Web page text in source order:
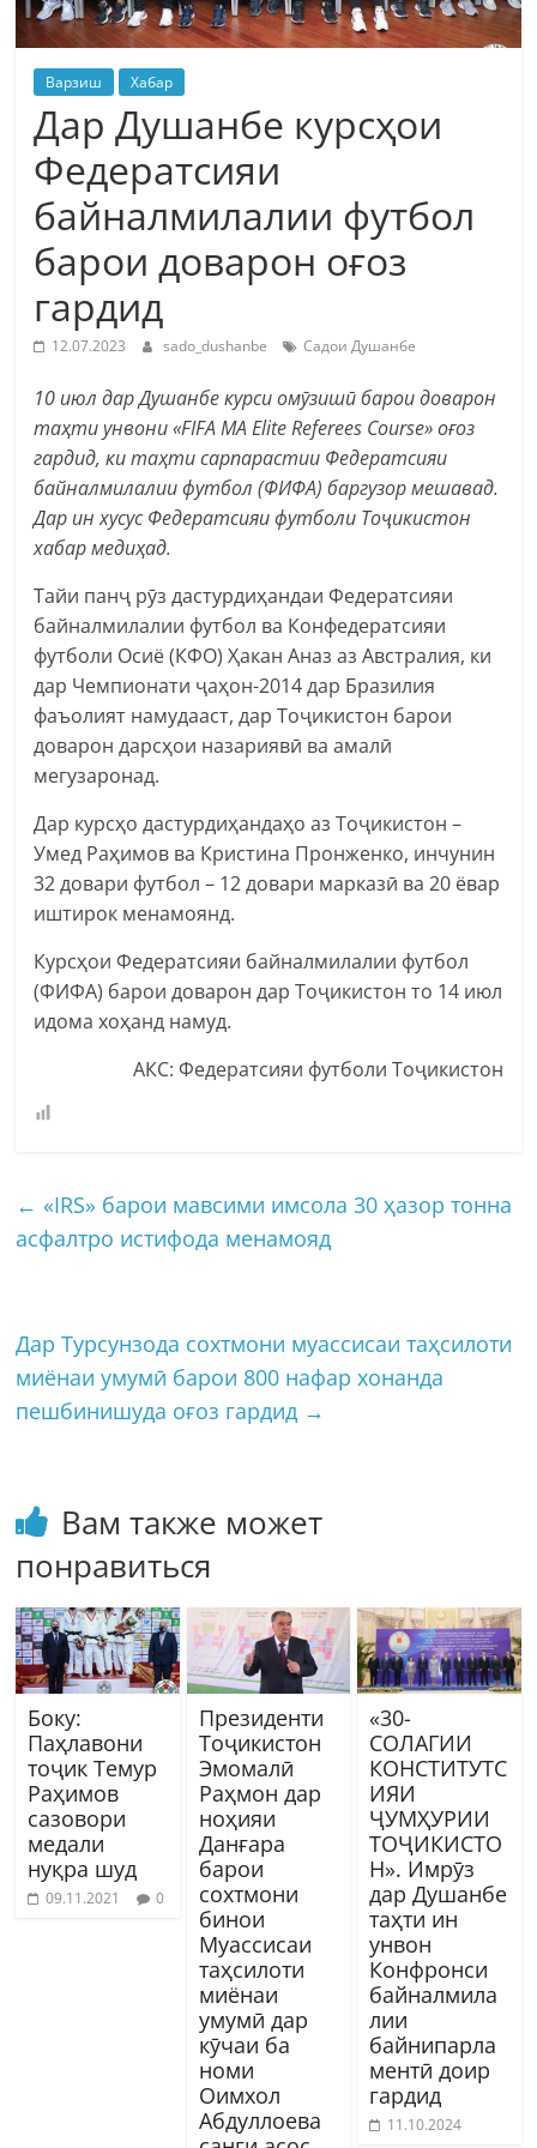
Варзиш Хабар
Дар Душанбе курсҳои
Федератсияи
байналмилалии футбол
барои доварон оғоз
гардид
12.07.2023 sado_dushanbe Садои Душанбе
10 июл дар Душанбе курси омӯзишӣ барои доварон
таҳти унвони «FIFA MA Elite Referees Course» оғоз
гардид, ки таҳти сарпарастии Федератсияи
байналмилалии футбол (ФИФА) баргузор мешавад.
Дар ин хусус Федератсияи футболи Тоҷикистон
хабар медиҳад.
Тайи панҷ рӯз дастурдиҳандаи Федератсияи
байналмилалии футбол ва Конфедератсияи
футболи Осиё (КФО) Ҳакан Аназ аз Австралия, ки
дар Чемпионати ҷаҳон-2014 дар Бразилия
фаъолият намудааст, дар Тоҷикистон барои
доварон дарсҳои назариявӣ ва амалӣ
мегузаронад.
Дар курсҳо дастурдиҳандаҳо аз Тоҷикистон –
Умед Раҳимов ва Кристина Пронженко, инчунин
32 довари футбол – 12 довари марказӣ ва 20 ёвар
иштирок менамоянд.
Курсҳои Федератсияи байналмилалии футбол
(ФИФА) барои доварон дар Тоҷикистон то 14 июл
идома хоҳанд намуд.
АКС: Федератсияи футболи Тоҷикистон
← «IRS» барои мавсими имсола 30 ҳазор тонна
асфалтро истифода менамояд
Дар Турсунзода сохтмони муассисаи таҳсилоти
миёнаи умумӣ барои 800 нафар хонанда
пешбинишуда оғоз гардид →
Вам также может
понравиться
Боку:
Паҳлавони
тоҷик Темур
Раҳимов
сазовори
медали
нуқра шуд
09.11.2021 0
Президенти
Тоҷикистон
Эмомалӣ
Раҳмон дар
ноҳияи
Данғара
барои
сохтмони
бинои
Муассисаи
таҳсилоти
миёнаи
умумӣ дар
кӯчаи ба
номи
Оимхол
Абдуллоева
«30-
СОЛАГИИ
КОНСТИТУТС
ИЯИ
ҶУМҲУРИИ
ТОҶИКИСТО
Н». Имрӯз
дар Душанбе
таҳти ин
унвон
Конфронси
байналмила
лии
байнипарла
ментӣ доир
гардид
11.10.2024